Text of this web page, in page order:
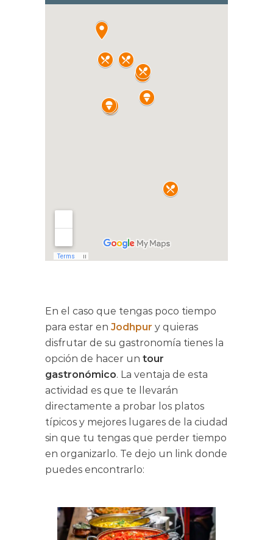
En el caso que tengas poco tiempo
para estar en Jodhpur y quieras
disfrutar de su gastronomía tienes la
opción de hacer un tour
gastronómico. La ventaja de esta
actividad es que te llevarán
directamente a probar los platos
típicos y mejores lugares de la ciudad
sin que tu tengas que perder tiempo
en organizarlo. Te dejo un link donde
puedes encontrarlo: